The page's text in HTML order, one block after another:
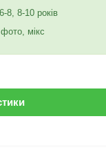
8, 8-10 років
мікс